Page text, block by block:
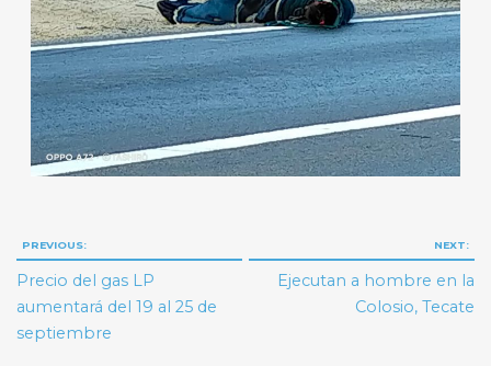
Navegación
de
entradas
PREVIOUS:
Precio del gas LP
aumentará del 19 al 25 de
septiembre
NEXT:
Ejecutan a hombre en la
Colosio, Tecate